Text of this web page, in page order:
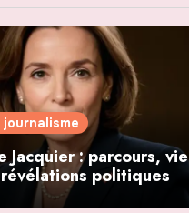
Jacquier : parcours, vie
politiques